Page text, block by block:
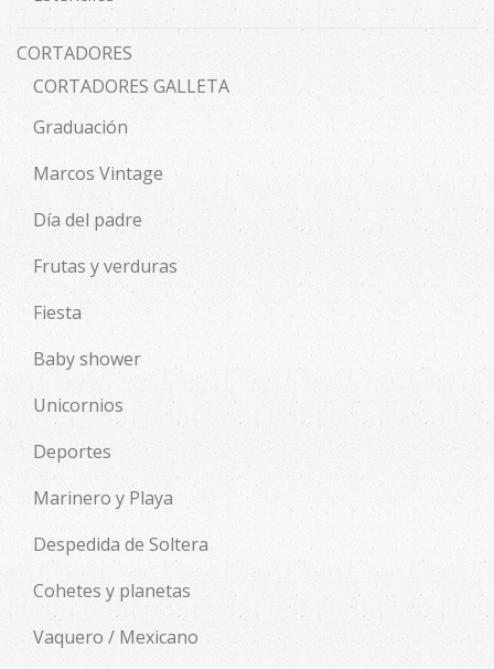
CORTADORES
CORTADORES GALLETA
Graduación
Marcos Vintage
Día del padre
Frutas y verduras
Fiesta
Baby shower
Unicornios
Deportes
Marinero y Playa
Despedida de Soltera
Cohetes y planetas
Vaquero / Mexicano